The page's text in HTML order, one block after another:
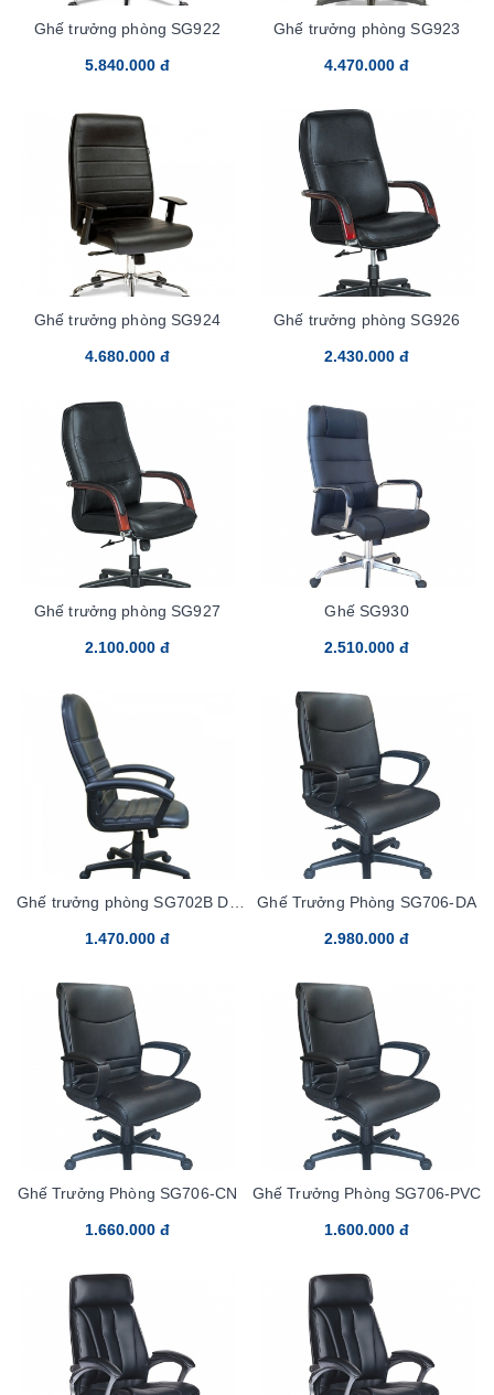
Ghế trưởng phòng SG922
5.840.000 đ
Ghế trưởng phòng SG923
4.470.000 đ
Ghế trưởng phòng SG924
4.680.000 đ
Ghế trưởng phòng SG926
2.430.000 đ
Ghế trưởng phòng SG927
2.100.000 đ
Ghế SG930
2.510.000 đ
Ghế trưởng phòng SG702B Da
1.470.000 đ
Ghế Trưởng Phòng SG706-DA
2.980.000 đ
Ghế Trưởng Phòng SG706-CN
1.660.000 đ
Ghế Trưởng Phòng SG706-PVC
1.600.000 đ